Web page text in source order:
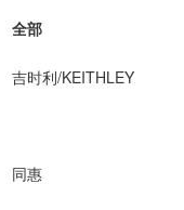
全部
吉时利/KEITHLEY
同惠